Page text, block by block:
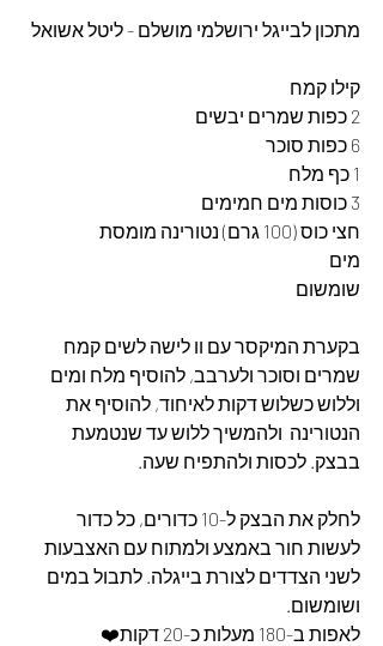
מתכון לבייגל ירושלמי מושלם - ליטל אשואל
קילו קמח
2 כפות שמרים יבשים
6 כפות סוכר
1 כף מלח
3 כוסות מים חמימים
חצי כוס (100 גרם) נטורינה מומסת
מים
שומשום
בקערת המיקסר עם וו לישה לשים קמח
שמרים וסוכר ולערבב, להוסיף מלח ומים
וללוש כשלוש דקות לאיחוד, להוסיף את
הנטורינה  ולהמשיך ללוש עד שנטמעת
בבצק. לכסות ולהתפיח שעה.
לחלק את הבצק ל-10 כדורים, כל כדור
לעשות חור באמצע ולמתוח עם האצבעות
לשני הצדדים לצורת בייגלה. לתבול במים
ושומשום.
לאפות ב-180 מעלות כ-20 דקות❤️